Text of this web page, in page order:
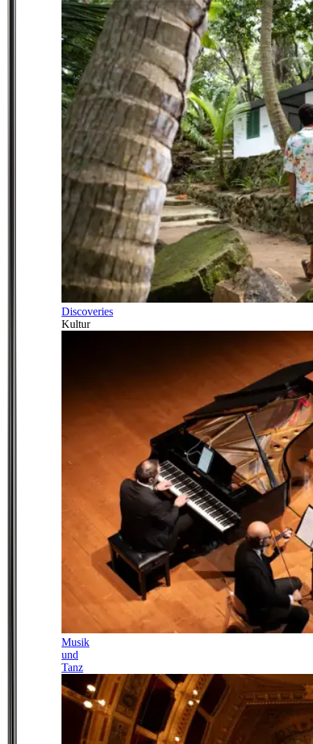
Discoveries
Kultur
Musik
und
Tanz